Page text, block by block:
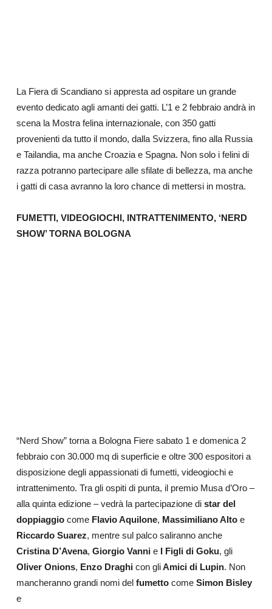
La Fiera di Scandiano si appresta ad ospitare un grande
evento dedicato agli amanti dei gatti. L’1 e 2 febbraio andrà in
scena la Mostra felina internazionale, con 350 gatti
provenienti da tutto il mondo, dalla Svizzera, fino alla Russia
e Tailandia, ma anche Croazia e Spagna. Non solo i felini di
razza potranno partecipare alle sfilate di bellezza, ma anche
i gatti di casa avranno la loro chance di mettersi in mostra.
FUMETTI, VIDEOGIOCHI, INTRATTENIMENTO, ‘NERD
SHOW’ TORNA BOLOGNA
“Nerd Show” torna a Bologna Fiere sabato 1 e domenica 2
febbraio con 30.000 mq di superficie e oltre 300 espositori a
disposizione degli appassionati di fumetti, videogiochi e
intrattenimento. Tra gli ospiti di punta, il premio Musa d’Oro –
alla quinta edizione – vedrà la partecipazione di star del
doppiaggiocome Flavio Aquilone, Massimiliano Altoe
Riccardo Suarez, mentre sul palco saliranno anche
Cristina D’Avena, Giorgio Vannie I Figli di Goku, gli
Oliver Onions, Enzo Draghicon gliAmici di Lupin. Non
mancheranno grandi nomi del fumettocome Simon Bisley
e